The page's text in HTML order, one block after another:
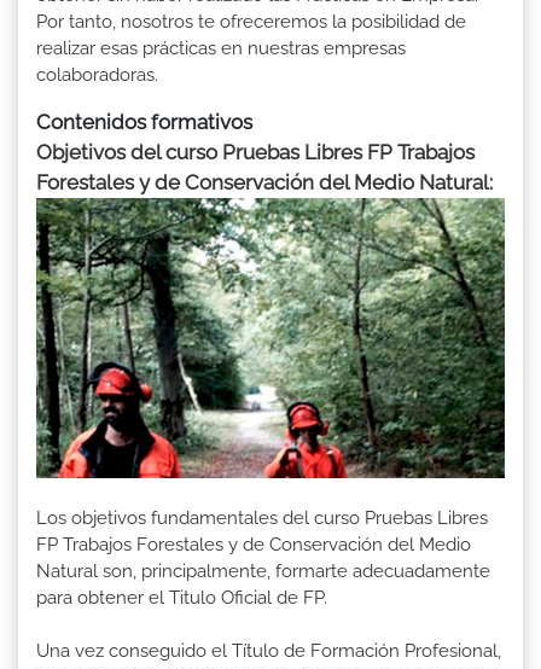
Por tanto, nosotros te ofreceremos la posibilidad de
realizar esas prácticas en nuestras empresas
colaboradoras.
Contenidos formativos
Objetivos del curso Pruebas Libres FP Trabajos
Forestales y de Conservación del Medio Natural:
Los objetivos fundamentales del curso Pruebas Libres
FP Trabajos Forestales y de Conservación del Medio
Natural son, principalmente, formarte adecuadamente
para obtener el Titulo Oficial de FP.
Una vez conseguido el Título de Formación Profesional,